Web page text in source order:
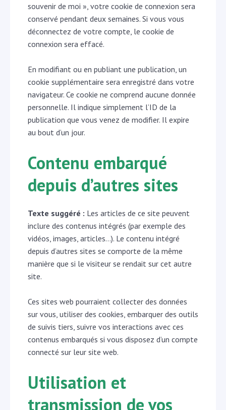
souvenir de moi », votre cookie de connexion sera
conservé pendant deux semaines. Si vous vous
déconnectez de votre compte, le cookie de
connexion sera effacé.
En modifiant ou en publiant une publication, un
cookie supplémentaire sera enregistré dans votre
navigateur. Ce cookie ne comprend aucune donnée
personnelle. Il indique simplement l’ID de la
publication que vous venez de modifier. Il expire
au bout d’un jour.
Contenu embarqué
depuis d’autres sites
Texte suggéré : Les articles de ce site peuvent
inclure des contenus intégrés (par exemple des
vidéos, images, articles…). Le contenu intégré
depuis d’autres sites se comporte de la même
manière que si le visiteur se rendait sur cet autre
site.
Ces sites web pourraient collecter des données
sur vous, utiliser des cookies, embarquer des outils
de suivis tiers, suivre vos interactions avec ces
contenus embarqués si vous disposez d’un compte
connecté sur leur site web.
Utilisation et
transmission de vos